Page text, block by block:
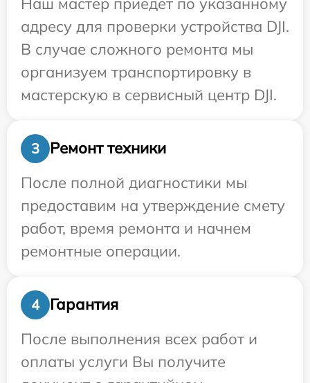
адресу для проверки устройства DJI.
В случае сложного ремонта мы
организуем транспортировку в
мастерскую в сервисный центр DJI.
3
Ремонт техники
После полной диагностики мы
предоставим на утверждение смету
работ, время ремонта и начнем
ремонтные операции.
4
Гарантия
После выполнения всех работ и
оплаты услуги Вы получите